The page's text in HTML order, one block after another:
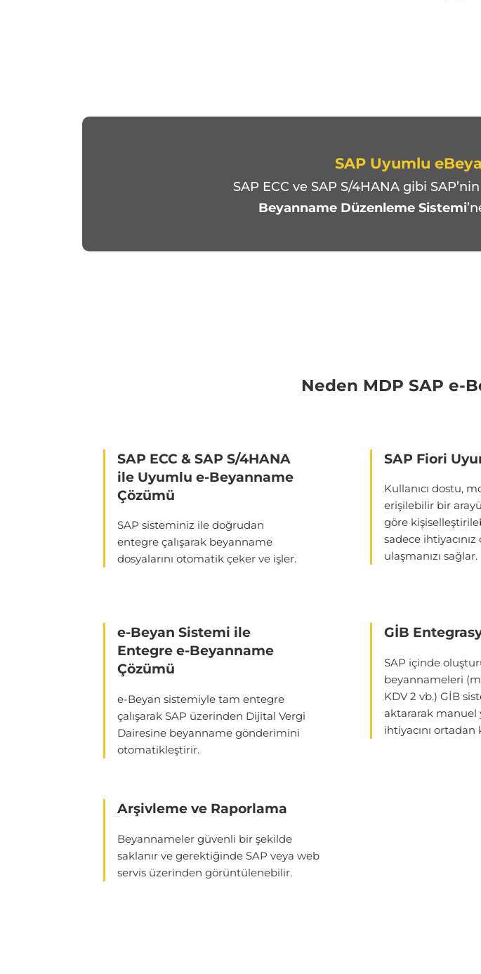
SAP Uyumlu
SAP ECC ve SAP S/4HANA gibi
Beyanname Düzenleme Sistemi
Neden MDP SAP e-
SAP ECC & SAP S/4HANA
ile Uyumlu e-Beyanname
Çözümü
SAP sisteminiz ile doğrudan
entegre çalışarak beyanname
dosyalarını otomatik çeker ve işler.
SAP Fiori
Kullanıcı dostu,
erişilebilir bir
göre
sadece
ulaşmanızı sağlar.
e-Beyan Sistemi ile
Entegre e-Beyanname
Çözümü
e-Beyan sistemiyle tam entegre
çalışarak SAP üzerinden Dijital Vergi
Dairesine beyanname gönderimini
otomatikleştirir.
GİB
SAP içinde
beyannameleri
KDV 2 vb.) GİB
aktararak manuel
ihtiyacını ortadan
Arşivleme ve Raporlama
Beyannameler güvenli bir şekilde
saklanır ve gerektiğinde SAP veya web
servis üzerinden görüntülenebilir.